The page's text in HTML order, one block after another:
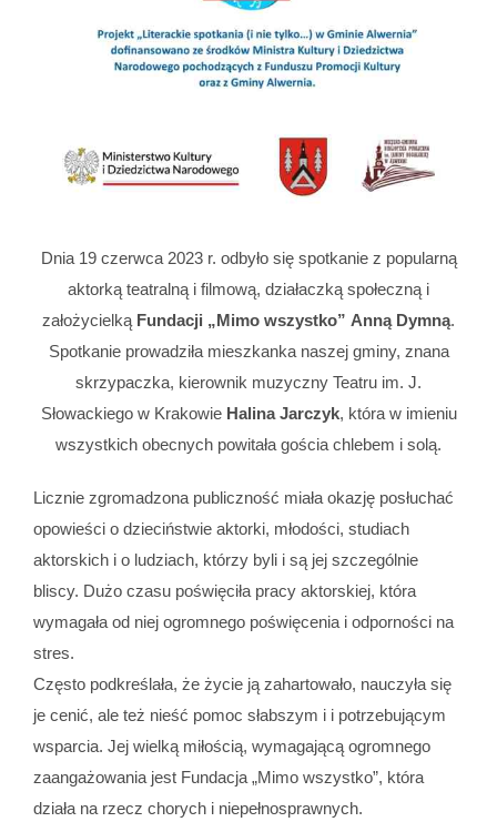
Dnia 19 czerwca 2023 r. odbyło się spotkanie z popularną
aktorką teatralną i filmową, działaczką społeczną i
założycielką Fundacji „Mimo wszystko” Anną Dymną.
Spotkanie prowadziła mieszkanka naszej gminy, znana
skrzypaczka, kierownik muzyczny Teatru im. J.
Słowackiego w Krakowie Halina Jarczyk, która w imieniu
wszystkich obecnych powitała gościa chlebem i solą.
Licznie zgromadzona publiczność miała okazję posłuchać
opowieści o dzieciństwie aktorki, młodości, studiach
aktorskich i o ludziach, którzy byli i są jej szczególnie
bliscy. Dużo czasu poświęciła pracy aktorskiej, która
wymagała od niej ogromnego poświęcenia i odporności na
stres.
Często podkreślała, że życie ją zahartowało, nauczyła się
je cenić, ale też nieść pomoc słabszym i i potrzebującym
wsparcia. Jej wielką miłością, wymagającą ogromnego
zaangażowania jest Fundacja „Mimo wszystko”, która
działa na rzecz chorych i niepełnosprawnych.